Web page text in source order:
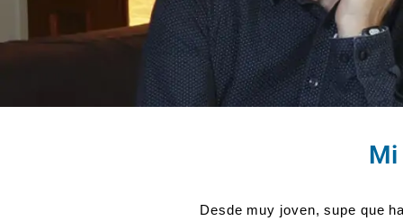
Mi
Desde muy joven, supe que